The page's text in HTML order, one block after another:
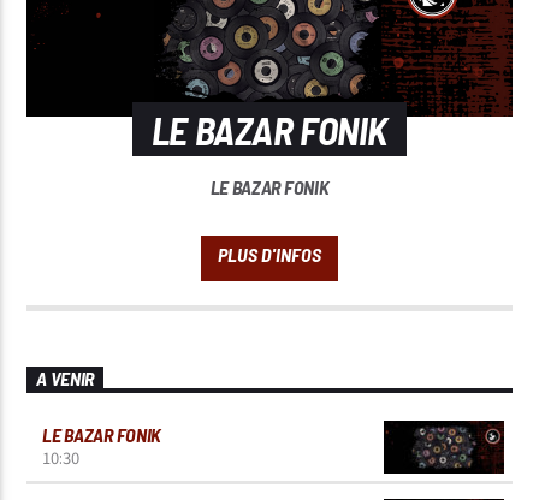
LE BAZAR FONIK
LE BAZAR FONIK
A VENIR
LE BAZAR FONIK
10:30